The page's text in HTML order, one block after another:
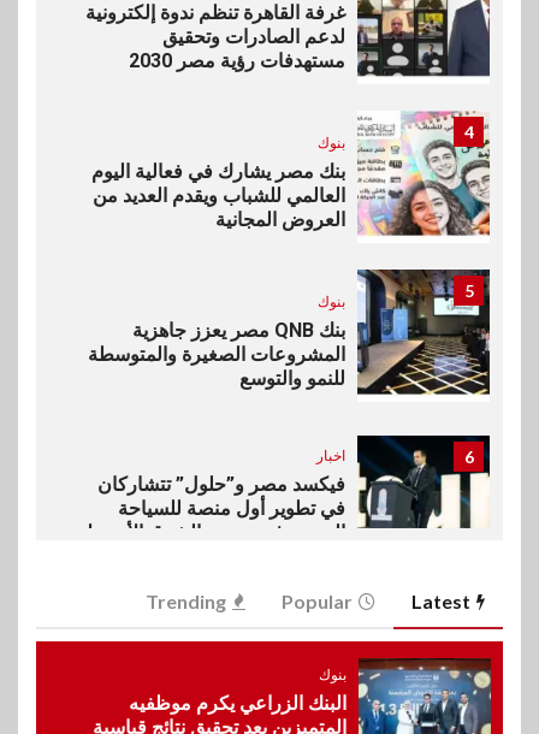
غرفة القاهرة تنظم ندوة إلكترونية
لدعم الصادرات وتحقيق
مستهدفات رؤية مصر 2030
4
بنوك
بنك مصر يشارك في فعالية اليوم
العالمي للشباب ويقدم العديد من
العروض المجانية
5
بنوك
بنك QNB مصر يعزز جاهزية
المشروعات الصغيرة والمتوسطة
للنمو والتوسع
6 اخبار
فيكسد مصر و”حلول” تتشاركان
في تطوير أول منصة للسياحة
الصحية في مصر والشرق الأوسط
7
سوق وصلة
جهازًا مثاليًا للشباب
Latest
Popular
Trending
بنوك
البنك الزراعي يكرم موظفيه
المتميزين بعد تحقيق نتائج قياسية